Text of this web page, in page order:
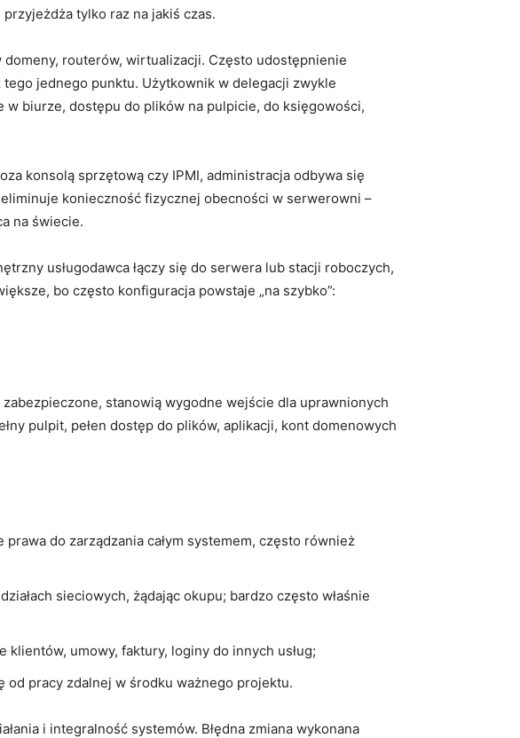
tylko raz na jakiś czas.
routerów, wirtualizacji. Często udostępnienie
jednego punktu. Użytkownik w delegacji zwykle
w biurze, dostępu do plików na pulpicie, do księgowości,
konsolą sprzętową czy IPMI, administracja odbywa się
konieczność fizycznej obecności w serwerowni –
na świecie.
usługodawca łączy się do serwera lub stacji roboczych,
bo często konfiguracja powstaje „na szybko”:
stanowią wygodne wejście dla uprawnionych
pulpit, pełen dostęp do plików, aplikacji, kont domenowych
do zarządzania całym systemem, często również
sieciowych, żądając okupu; bardzo często właśnie
umowy, faktury, loginy do innych usług;
od pracy zdalnej w środku ważnego projektu.
i integralność systemów. Błędna zmiana wykonana